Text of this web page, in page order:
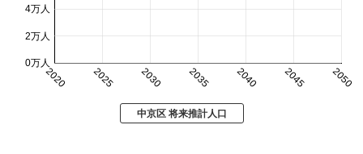
2020 2025 2030 2035 2040 2045 2050
0万人
2万人
4万人
中京区 将来推計人口